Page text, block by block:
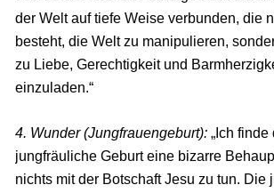
der Welt auf tiefe Weise verbunden, die
besteht, die Welt zu manipulieren,
zu Liebe, Gerechtigkeit und
einzuladen.“
4. Wunder (Jungfrauengeburt):„Ich finde
jungfräuliche Geburt eine bizarre
nichts mit der Botschaft Jesu zu tun. Die